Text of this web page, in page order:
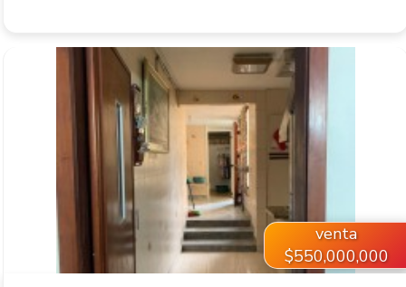
VER INMUEBLE
venta
$550,000,000